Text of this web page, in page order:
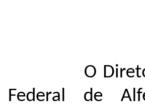
O Diretor de
Federal de